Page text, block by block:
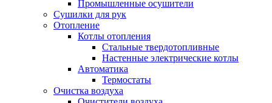
Промышленные осушители
Сушилки для рук
Отопление
Котлы отопления
Стальные твердотопливные
Настенные электрические котлы
Автоматика
Термостаты
Очистка воздуха